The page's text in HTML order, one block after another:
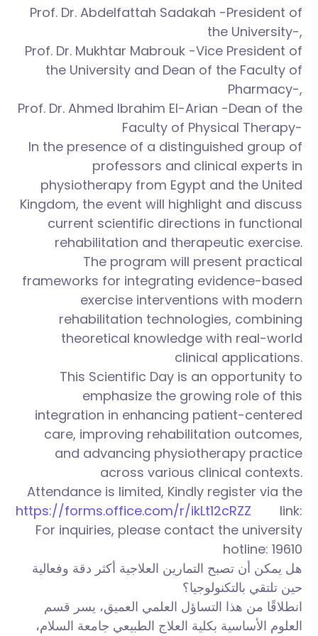
Prof. Dr. Abdelfattah Sadakah -President of
the University-,
Prof. Dr. Mukhtar Mabrouk -Vice President of
the University and Dean of the Faculty of
Pharmacy-,
Prof. Dr. Ahmed Ibrahim El-Arian -Dean of the
Faculty of Physical Therapy-
In the presence of a distinguished group of
professors and clinical experts in
physiotherapy from Egypt and the United
Kingdom, the event will highlight and discuss
current scientific directions in functional
rehabilitation and therapeutic exercise.
The program will present practical
frameworks for integrating evidence-based
exercise interventions with modern
rehabilitation technologies, combining
theoretical knowledge with real-world
clinical applications.
This Scientific Day is an opportunity to
emphasize the growing role of this
integration in enhancing patient-centered
care, improving rehabilitation outcomes,
and advancing physiotherapy practice
across various clinical contexts.
Attendance is limited, Kindly register via the
link:
https://forms.office.com/r/ikLt12cRZZ
For inquiries, please contact the university
hotline: 19610
هل يمكن أن تصبح التمارين العلاجية أكثر دقة وفعالية
حين تلتقي بالتكنولوجيا؟
انطلاقًا من هذا التساؤل العلمي العميق، يسر قسم
العلوم الأساسية بكلية العلاج الطبيعي جامعة السلام،